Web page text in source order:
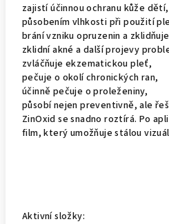
zajistí účinnou ochranu kůže
působením vlhkosti při použití
brání vzniku opruzenin a
zklidní akné a další projevy
zvláčňuje ekzematickou pleť,
pečuje o okolí chronických ran,
účinně pečuje o proleženiny,
působí nejen preventivně, ale
ZinOxid se snadno roztírá. Po
film, který umožňuje stálou
Aktivní složky: